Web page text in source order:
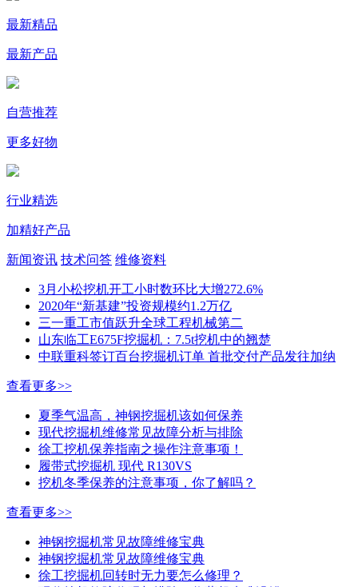
最新精品
最新产品
自营推荐
更多好物
行业精选
加精好产品
新闻资讯 技术问答 维修资料
3月小松挖机开工小时数环比大增272.6%
2020年“新基建”投资规模约1.2万亿
三一重工市值跃升全球工程机械第二
山东临工E675F挖掘机：7.5t挖机中的翘楚
中联重科签订百台挖掘机订单 首批交付产品发往加纳
查看更多>>
夏季气温高，神钢挖掘机该如何保养
现代挖掘机维修常见故障分析与排除
徐工挖机保养指南之操作注意事项！
履带式挖掘机 现代 R130VS
挖机冬季保养的注意事项，你了解吗？
查看更多>>
神钢挖掘机常见故障维修宝典
神钢挖掘机常见故障维修宝典
徐工挖掘机回转时无力要怎么修理？